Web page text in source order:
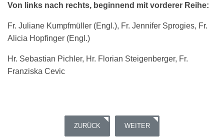
Von links nach rechts, beginnend mit vorderer Reihe:
Fr. Juliane Kumpfmüller (Engl.), Fr. Jennifer Sprogies, Fr.
Alicia Hopfinger (Engl.)
Hr. Sebastian Pichler, Hr. Florian Steigenberger, Fr.
Franziska Cevic
VORHERIGER BEITRAG: KOOPERATION DER
ZURÜCK NÄCHSTER BEITRAG:
WEITER